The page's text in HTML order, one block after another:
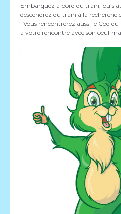
Embarquez à bord du train, puis
descendrez du train à la recherche
! Vous rencontrerez aussi le Coq
à votre rencontre avec son oeuf